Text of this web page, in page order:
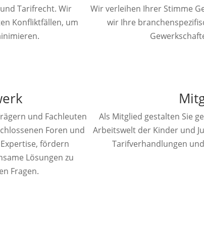
Tarifrecht. Wir
Konfliktfällen, um
Wir verleihen Ihrer Stimme
wir Ihre
und Fachleuten
Foren und
fördern
Lösungen zu
Fragen.
Als Mitglied gestalten Sie
Arbeitswelt der Kinder und
Tarifverhandlungen